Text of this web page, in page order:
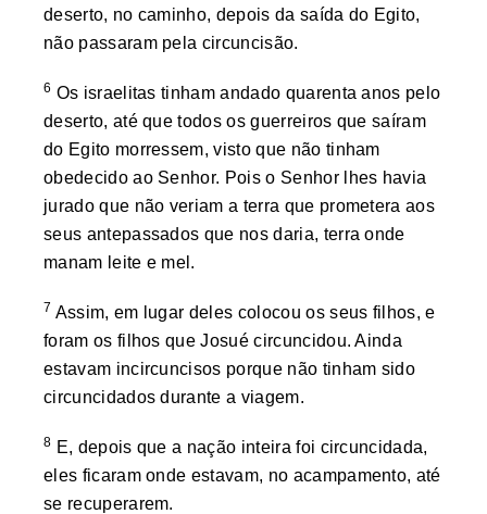
deserto, no caminho, depois da saída do Egito,
não passaram pela circuncisão.
6 Os israelitas tinham andado quarenta anos pelo
deserto, até que todos os guerreiros que saíram
do Egito morressem, visto que não tinham
obedecido ao Senhor. Pois o Senhor lhes havia
jurado que não veriam a terra que prometera aos
seus antepassados que nos daria, terra onde
manam leite e mel.
7 Assim, em lugar deles colocou os seus filhos, e
foram os filhos que Josué circuncidou. Ainda
estavam incircuncisos porque não tinham sido
circuncidados durante a viagem.
8 E, depois que a nação inteira foi circuncidada,
eles ficaram onde estavam, no acampamento, até
se recuperarem.